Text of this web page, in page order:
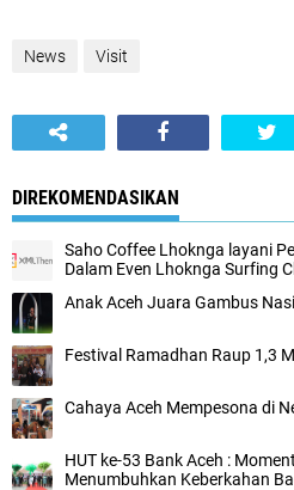
News Visit
DIREKOMENDASIKAN
Saho Coffee Lhoknga layani
Dalam Even Lhoknga Surfing
Anak Aceh Juara Gambus
Festival Ramadhan Raup 1,3
Cahaya Aceh Mempesona di
HUT ke-53 Bank Aceh :
Menumbuhkan Keberkahan